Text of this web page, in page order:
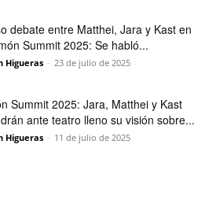
debate entre Matthei, Jara y Kast en
Summit 2025: Se habló...
Higueras - 23 de julio de 2025
Summit 2025: Jara, Matthei y Kast
ante teatro lleno su visión sobre...
Higueras - 11 de julio de 2025